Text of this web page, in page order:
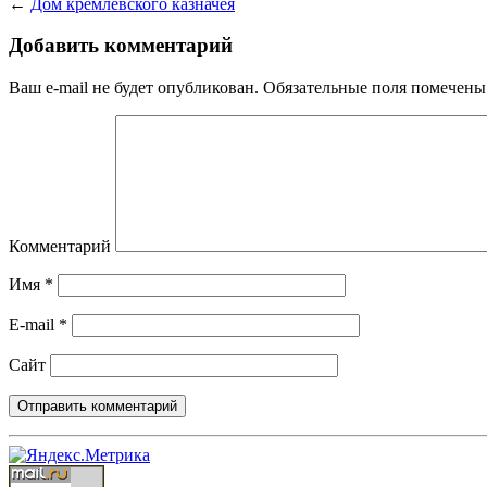
Добавить комментарий
Ваш e-mail не будет опубликован. Обязательные поля
Комментарий
Имя *
E-mail *
Сайт